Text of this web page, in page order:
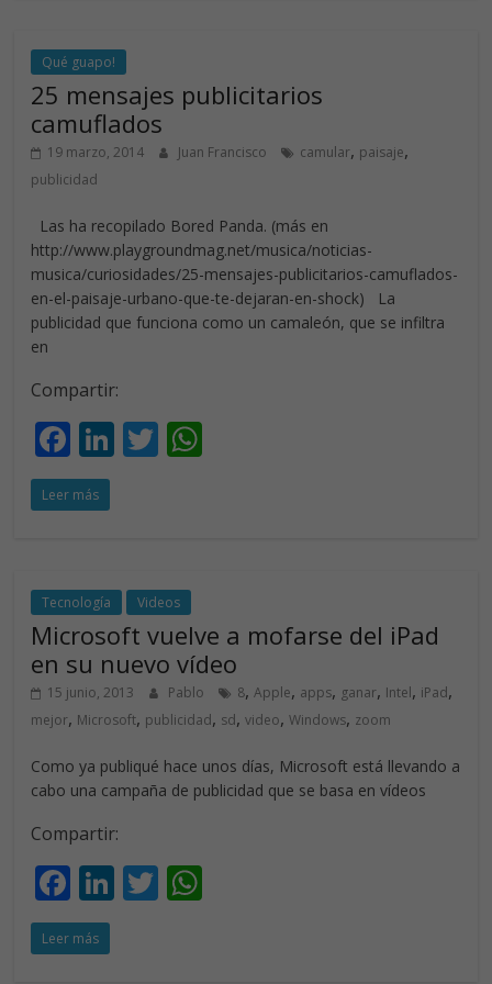
o
o
k
dI
n p
p
Qué guapo!
25 mensajes publicitarios
camuflados
19 marzo, 2014 Juan Francisco camular, paisaje,
publicidad
Las ha recopilado Bored Panda. (más en
http://www.playgroundmag.net/musica/noticias-
musica/curiosidades/25-mensajes-publicitarios-camuflados-
en-el-paisaje-urbano-que-te-dejaran-en-shock) La
publicidad que funciona como un camaleón, que se infiltra
en
Compartir:
F
ac
e
o
o
k
Li
dI
n
T
p
Leer más
Tecnología Videos
Microsoft vuelve a mofarse del iPad
en su nuevo vídeo
15 junio, 2013 Pablo 8,Apple, apps, ganar, Intel, iPad,
mejor, Microsoft, publicidad, sd,video,Windows, zoom
Como ya publiqué hace unos días, Microsoft está llevando a
cabo una campaña de publicidad que se basa en vídeos
Compartir:
F
ac
e
Li T
Leer más